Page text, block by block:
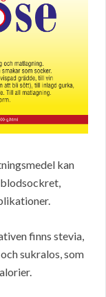
kan
finns stevia,
sukralos, som